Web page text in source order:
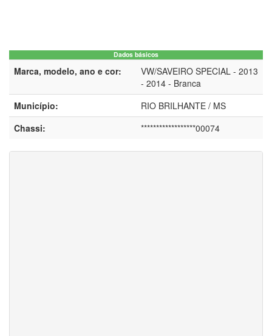
Dados básicos
Marca, modelo, ano e cor:
VW/SAVEIRO SPECIAL - 2013
- 2014 - Branca
Município:
RIO BRILHANTE / MS
Chassi:
******************00074